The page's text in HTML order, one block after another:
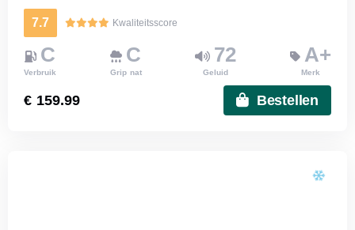
7.7 Kwaliteitsscore
C
Verbruik
C
Grip nat
72
Geluid
A+
Merk
€ 159.99 Bestellen